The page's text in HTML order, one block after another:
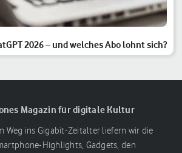
2026 – und welches Abo lohnt sich?
Magazin für digitale Kultur
Weg ins Gigabit-Zeitalter liefern wir die
Highlights, Gadgets, den